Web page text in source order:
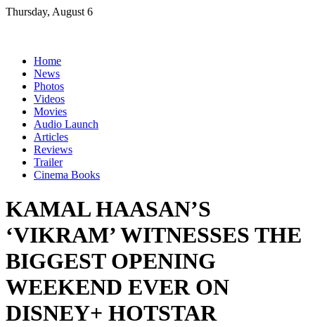
Skip
Thursday, August 6
Home
News
Photos
Videos
Movies
Audio Launch
Articles
Reviews
Trailer
Cinema Books
KAMAL HAASAN’S
‘VIKRAM’ WITNESSES THE
BIGGEST OPENING
WEEKEND EVER ON
DISNEY+ HOTSTAR